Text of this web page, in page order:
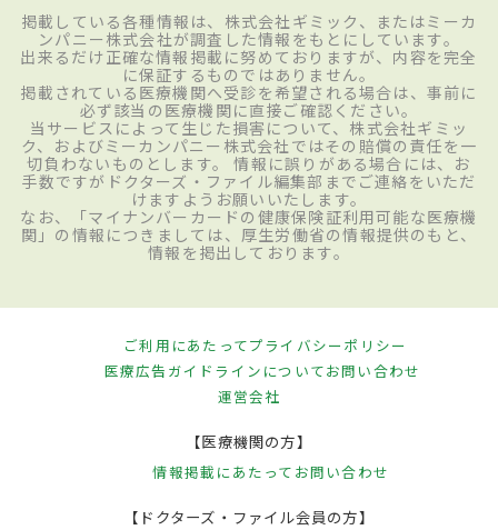
掲載している各種情報は、株式会社ギミック、またはミーカ
ンパニー株式会社が調査した情報をもとにしています。
出来るだけ正確な情報掲載に努めておりますが、内容を完全
に保証するものではありません。
掲載されている医療機関へ受診を希望される場合は、事前に
必ず該当の医療機関に直接ご確認ください。
当サービスによって生じた損害について、株式会社ギミッ
ク、およびミーカンパニー株式会社ではその賠償の責任を一
切負わないものとします。 情報に誤りがある場合には、お
手数ですがドクターズ・ファイル編集部までご連絡をいただ
けますようお願いいたします。
なお、「マイナンバーカードの健康保険証利用可能な医療機
関」の情報につきましては、厚生労働省の情報提供のもと、
情報を掲出しております。
ご利用にあたってプライバシーポリシー
医療広告ガイドラインについてお問い合わせ
運営会社
【医療機関の方】
情報掲載にあたって お問い合わせ
【ドクターズ・ファイル会員の方】